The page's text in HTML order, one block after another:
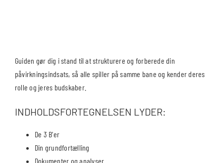
Guiden gør dig i stand til at strukturere og forberede din
påvirkningsindsats, så alle spiller på samme bane og kender deres
rolle og jeres budskaber.
INDHOLDSFORTEGNELSEN LYDER:
De 3 B'er
Din grundfortælling
Dokumenter og analyser